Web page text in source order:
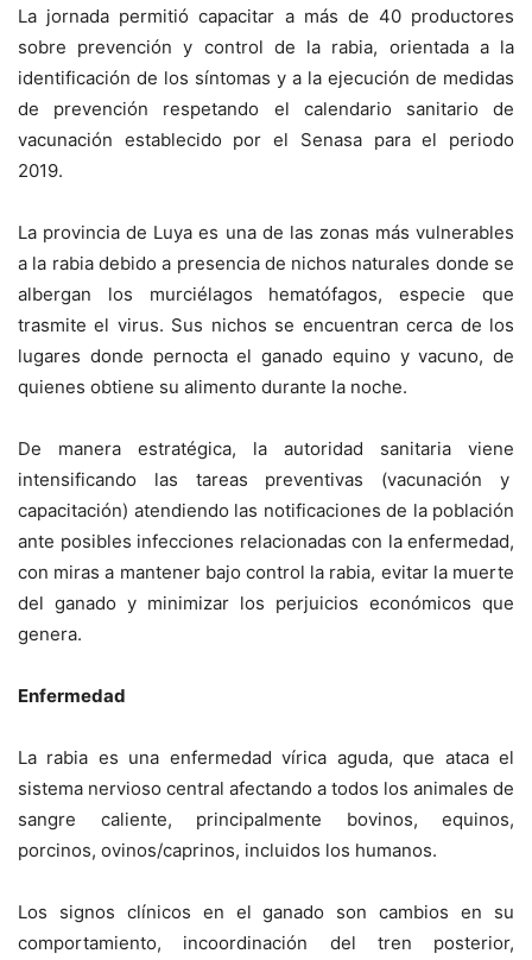
La jornada permitió capacitar a más de 40 productores
sobre prevención y control de la rabia, orientada a la
identificación de los síntomas y a la ejecución de medidas
de prevención respetando el calendario sanitario de
vacunación establecido por el Senasa para el periodo
2019.
La provincia de Luya es una de las zonas más vulnerables
a la rabia debido a presencia de nichos naturales donde se
albergan los murciélagos hematófagos, especie que
trasmite el virus. Sus nichos se encuentran cerca de los
lugares donde pernocta el ganado equino y vacuno, de
quienes obtiene su alimento durante la noche.
De manera estratégica, la autoridad sanitaria viene
intensificando las tareas preventivas (vacunación y
capacitación) atendiendo las notificaciones de la población
ante posibles infecciones relacionadas con la enfermedad,
con miras a mantener bajo control la rabia, evitar la muerte
del ganado y minimizar los perjuicios económicos que
genera.
Enfermedad
La rabia es una enfermedad vírica aguda, que ataca el
sistema nervioso central afectando a todos los animales de
sangre caliente, principalmente bovinos, equinos,
porcinos, ovinos/caprinos, incluidos los humanos.
Los signos clínicos en el ganado son cambios en su
comportamiento, incoordinación del tren posterior,